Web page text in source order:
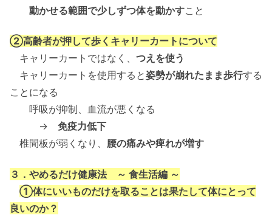
動かせる範囲で少しずつ体を動かすこと
②高齢者が押して歩くキャリーカートについて
キャリーカートではなく、 つえを使う
キャリーカートを使用すると姿勢が崩れたまま歩行する
ことになる
呼吸が抑制、血流が悪くなる
→ 免疫力低下
椎間板が弱くなり、 腰の痛みや痺れが増す
３．やめるだけ健康法 ～ 食生活編 ～
①体にいいものだけを取ることは果たして体にとって
良いのか？